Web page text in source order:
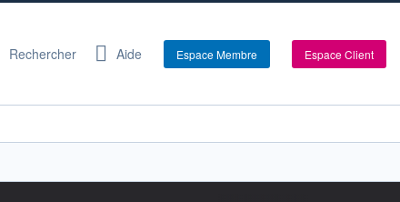
Rechercher Aide Espace Membre Espace Client